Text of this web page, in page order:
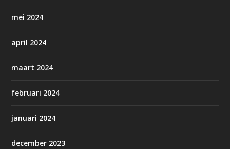
mei 2024
april 2024
maart 2024
februari 2024
januari 2024
december 2023